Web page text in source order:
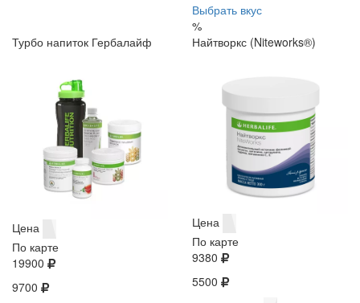
Выбрать вкус
%
Турбо напиток Гербалайф
Цена
По карте
19900
9700
Найтворкс (Niteworks®)
Цена
По карте
9380
5500